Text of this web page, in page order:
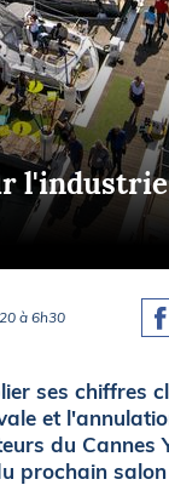
à 6h30
ses chiffres
et
du Cannes
prochain